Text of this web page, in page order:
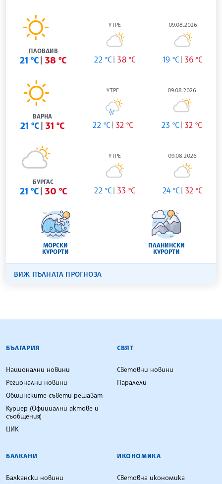
ПЛОВДИВ
21 °C 38 °C
УТРЕ
22 °C 38 °C
09.08.2026
19 °C 36 °C
ВАРНА
21 °C 31 °C
УТРЕ
22 °C 32 °C
09.08.2026
23 °C 32 °C
БУРГАС
21 °C 30 °C
УТРЕ
22 °C 33 °C
09.08.2026
24 °C 32 °C
МОРСКИ
КУРОРТИ
ПЛАНИНСКИ
КУРОРТИ
ВИЖ ПЪЛНАТА ПРОГНОЗА
БЪЛГАРСКА ТЕЛЕГРАФНА АГЕНЦИЯ
БЪЛГАРИЯ
Национални новини
Регионални новини
Общинските съвети решават
Куриер (Официални актове и
съобщения)
ЦИК
СВЯТ
Световни новини
Паралели
БАЛКАНИ
Балкански новини
ИКОНОМИКА
Световна икономика